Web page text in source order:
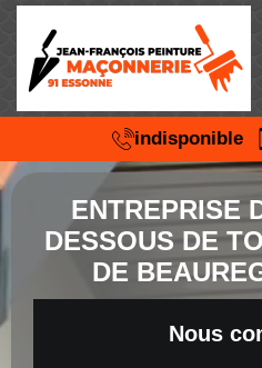
indisponible
ENTREPRISE
DESSOUS DE
DE
Nous